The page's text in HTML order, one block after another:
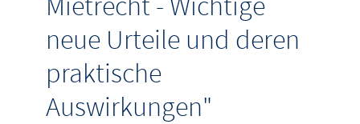
neue Urteile und deren
praktische
Auswirkungen"